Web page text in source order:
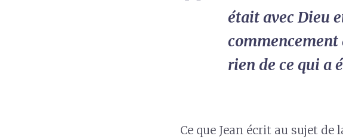
était avec Dieu
commencement
rien de ce qui a
Ce que Jean écrit au sujet de